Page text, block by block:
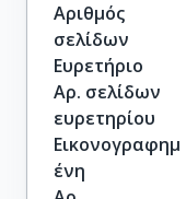
Αριθμός
σελίδων
Ευρετήριο
Αρ. σελίδων
ευρετηρίου
Εικονογραφημ
ένη